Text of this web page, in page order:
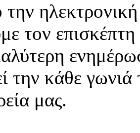
ηλεκτρονική
τον
την κάθε
μας.